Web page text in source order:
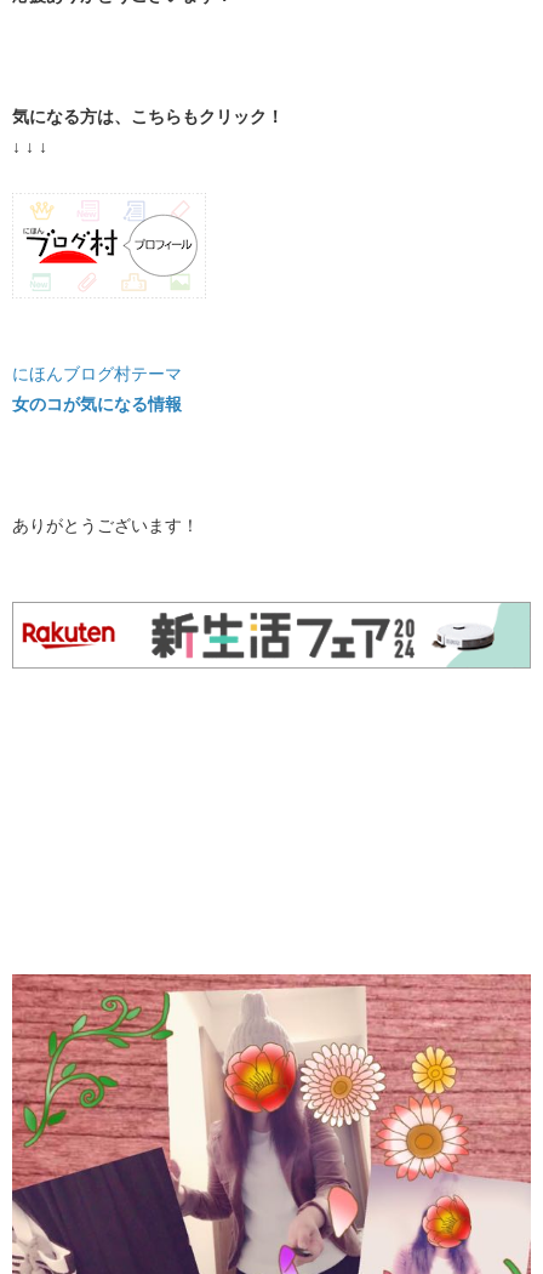
気になる方は、こちらもクリック！
↓ ↓ ↓
にほんブログ村テーマ
女のコが気になる情報
ありがとうございます！